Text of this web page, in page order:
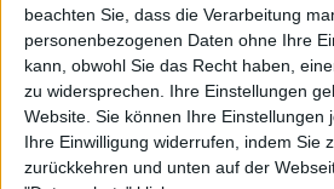
beachten Sie, dass die Verarbeitung
personenbezogenen Daten ohne Ihre
kann, obwohl Sie das Recht haben,
zu widersprechen. Ihre Einstellungen
Website. Sie können Ihre Einstellungen
Ihre Einwilligung widerrufen, indem Sie
zurückkehren und unten auf der